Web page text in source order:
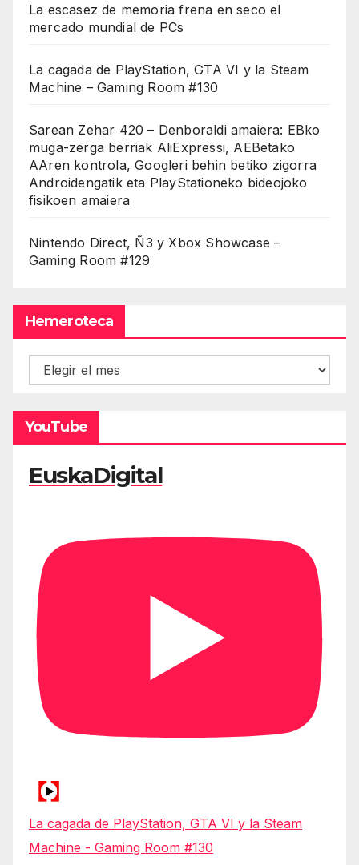
La escasez de memoria frena en seco el
mercado mundial de PCs
La cagada de PlayStation, GTA VI y la Steam
Machine – Gaming Room #130
Sarean Zehar 420 – Denboraldi amaiera: EBko
muga-zerga berriak AliExpressi, AEBetako
AAren kontrola, Googleri behin betiko zigorra
Androidengatik eta PlayStationeko bideojoko
fisikoen amaiera
Nintendo Direct, Ñ3 y Xbox Showcase –
Gaming Room #129
Hemeroteca
Hemeroteca
YouTube
EuskaDigital
La cagada de PlayStation, GTA VI y la Steam
Machine - Gaming Room #130